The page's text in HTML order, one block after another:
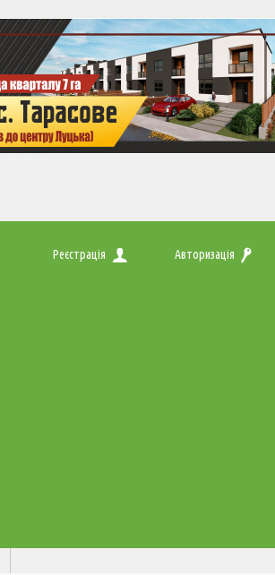
Реєстрація Авторизація